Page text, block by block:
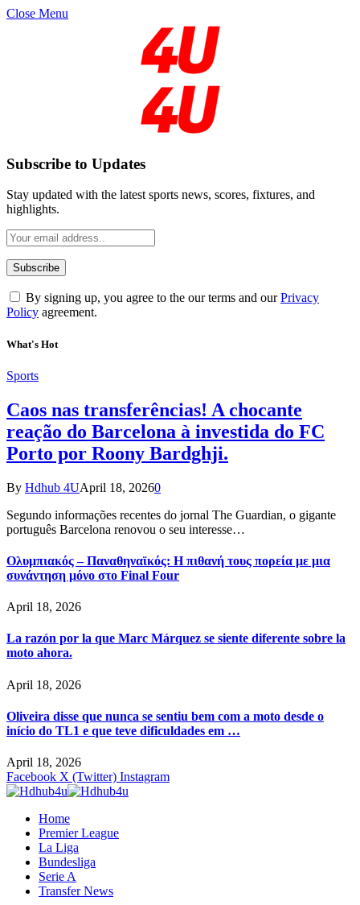
Close Menu
Subscribe to Updates
Stay updated with the latest sports news, scores, fixtures, and
highlights.
By signing up, you agree to the our terms and ourPrivacy
Policy agreement.
What's Hot
Sports
Caos nas transferências! A chocante
reação do Barcelona à investida do FC
Porto por Roony Bardghji.
By Hdhub 4UApril 18, 20260
Segundo informações recentes do jornal The Guardian, o gigante
português Barcelona renovou o seu interesse…
Ολυμπιακός – Παναθηναϊκός: Η πιθανή τους πορεία με μια
συνάντηση μόνο στο Final Four
April 18, 2026
La razón por la que Marc Márquez se siente diferente sobre la
moto ahora.
April 18, 2026
Oliveira disse que nunca se sentiu bem com a moto desde o
início do TL1 e que teve dificuldades em …
April 18, 2026
Facebook X (Twitter) Instagram
Home
Premier League
La Liga
Bundesliga
Serie A
Transfer News